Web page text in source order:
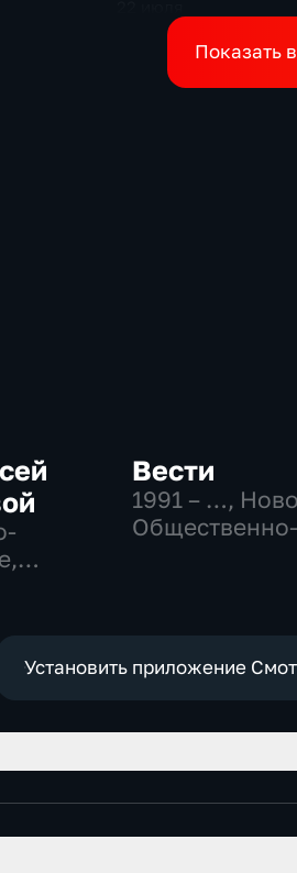
Показать
Вести
1991 – …,
Общественно-
Установить приложение